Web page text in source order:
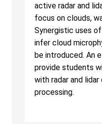
active radar and
focus on clouds,
Synergistic uses
infer cloud
be introduced. An
provide students
with radar and
processing.